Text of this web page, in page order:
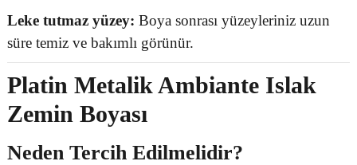
Leke tutmaz yüzey: Boya sonrası yüzeyleriniz uzun
süre temiz ve bakımlı görünür.
Platin Metalik Ambiante Islak
Zemin Boyası
Neden Tercih Edilmelidir?